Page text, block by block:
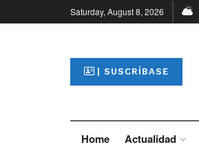
Saturday, August 8, 2026
| SUSCRÍBASE
Home Actualidad